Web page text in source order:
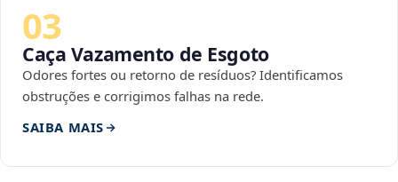
03
Caça Vazamento de Esgoto
Odores fortes ou retorno de resíduos? Identificamos
obstruções e corrigimos falhas na rede.
SAIBA MAIS